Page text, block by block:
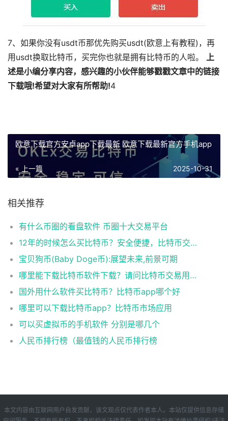
7、如果你没有usdt币那优先购买usdt(欧意上有教程)，再
用usdt换取比特币，买完你也就是拥有比特币的人啦。 上
述是小编分享内容，感兴趣的小伙伴能够戳戳文章中的链接
下载哦!希望对大家有所帮助!4
欧意下载官方安卓app下载最新 欧意下载最新官方手机app
« 上一篇 2025-10-31
相关推荐
有什么币圈的看盘软件 币圈十大交易平台
12年的时候怎么买比特币？安全便捷，比特币交易首选
宝贝狗币(Baby Doge币):展望未来,前景可期
哪里能下载比特币软件下载？请问比特币交易用什么软件
国外用什么软件买比特币？比特币app哪个好
哪里可以下载比特币app？比特币市场应用
可以买虚拟币的手机软件 分别是哪几个
人民币排行榜（最值钱的人民币排行榜
本文内容由互联网用户自发贡献，该文观点仅代表作者本人。本站仅提供信息存储